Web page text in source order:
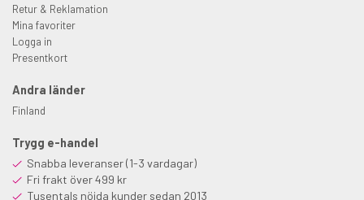
Retur & Reklamation
Mina favoriter
Logga in
Presentkort
Andra länder
Finland
Trygg e-handel
Snabba leveranser (1-3 vardagar)
Fri frakt över 499 kr
Tusentals nöjda kunder sedan 2013